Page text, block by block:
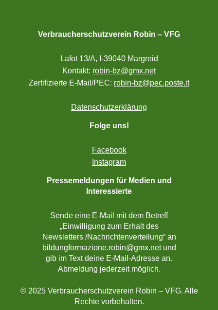
Verbraucherschutzverein Robin – VFG
Lafot 13/A, I-39040 Margreid
Kontakt: robin-bz@gmx.net
Zertifizierte E-Mail/PEC: robin-bz@pec.poste.it
Datenschutzerklärung
Folge uns!
Facebook
Instagram
Pressemeldungen für Medien und
Interessierte
Sende eine E-Mail mit dem Betreff
„Einwilligung zum Erhalt des
Newsletters /Nachrichtenverteilung“ an
bildungformazione.robin@gmx.netund
gib im Text deine E-Mail-Adresse an.
Abmeldung jederzeit möglich.
© 2025 Verbraucherschutzverein Robin – VFG. Alle
Rechte vorbehalten.